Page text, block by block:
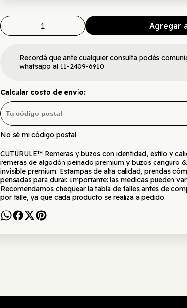
Agregar
Recordá que ante cualquier consulta podés
whatsapp al 11-2409-6910
Calcular costo de envío:
No sé mi código postal
CUTURULE™ Remeras y buzos con identidad, estilo y
remeras de algodón peinado premium y buzos canguro
invisible premium. Estampas de alta calidad, prendas
pensadas para durar. Importante: las medidas pueden
Recomendamos chequear la tabla de talles antes de
por talle, ya que cada producto se realiza a pedido.